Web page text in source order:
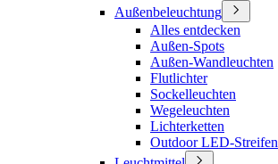
Außenbeleuchtung
Alles entdecken
Außen-Spots
Außen-Wandleuchten
Flutlichter
Sockelleuchten
Wegeleuchten
Lichterketten
Outdoor LED-Streifen